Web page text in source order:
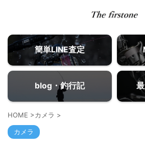
簡単LINE査定
blog・釣行記
HOME >カメラ >
カメラ